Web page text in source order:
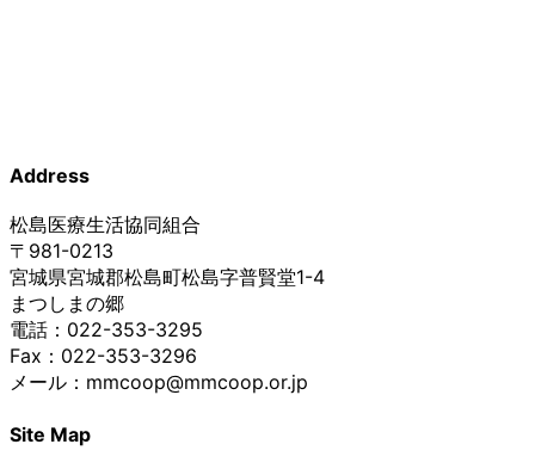
Address
松島医療生活協同組合
〒981-0213
宮城県宮城郡松島町松島字普賢堂1-4
まつしまの郷
電話：022-353-3295
Fax：022-353-3296
メール：mmcoop@mmcoop.or.jp
Site Map